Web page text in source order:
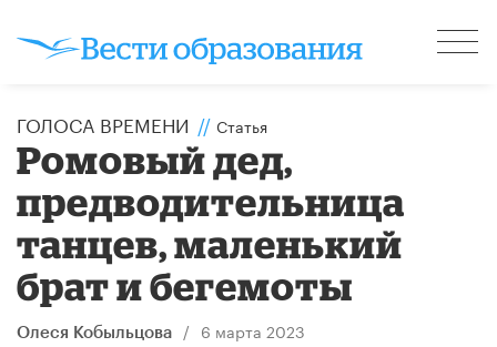
ГОЛОСА ВРЕМЕНИ // Статья
Ромовый дед,
предводительница
танцев, маленький
брат и бегемоты
Олеся Кобыльцова / 6 марта 2023